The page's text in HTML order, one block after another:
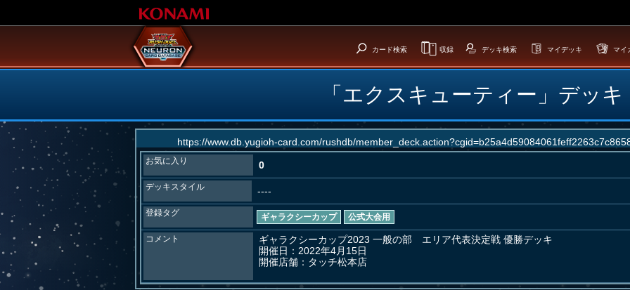
カード検索 収録 デッキ検索 マイデッキ マイ
「エクスキューティー」デッキ
お気に入り 0
デッキスタイル ----
登録タグ ギャラクシーカップ 公式大会用
コメント
ギャラクシーカップ2023 一般の部　エリア代表決定戦 優勝デッキ
開催日：2022年4月15日
開催店舗：タッチ松本店